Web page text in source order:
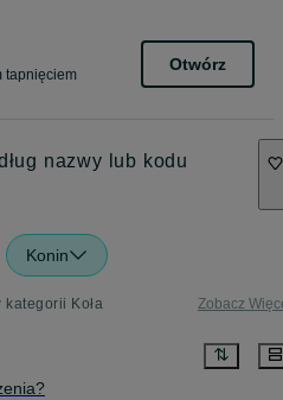
tapnięciem
Otwórz
nazwy lub kodu
Konin
Koła Zobacz